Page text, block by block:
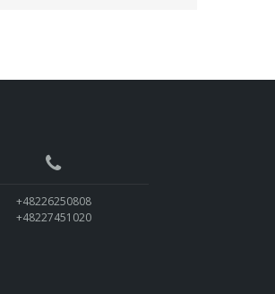
+48226250808
+48227451020